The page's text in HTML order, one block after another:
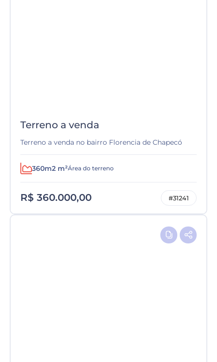
Terreno a venda
Terreno a venda no bairro Florencia de Chapecó
360m2 m²Área do terreno
R$ 360.000,00 #31241